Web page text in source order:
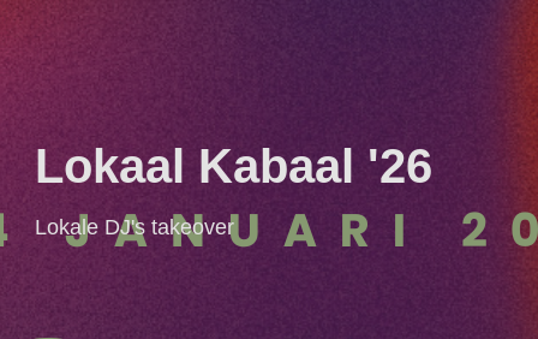
Lokaal Kabaal '26
Lokale DJ's takeover